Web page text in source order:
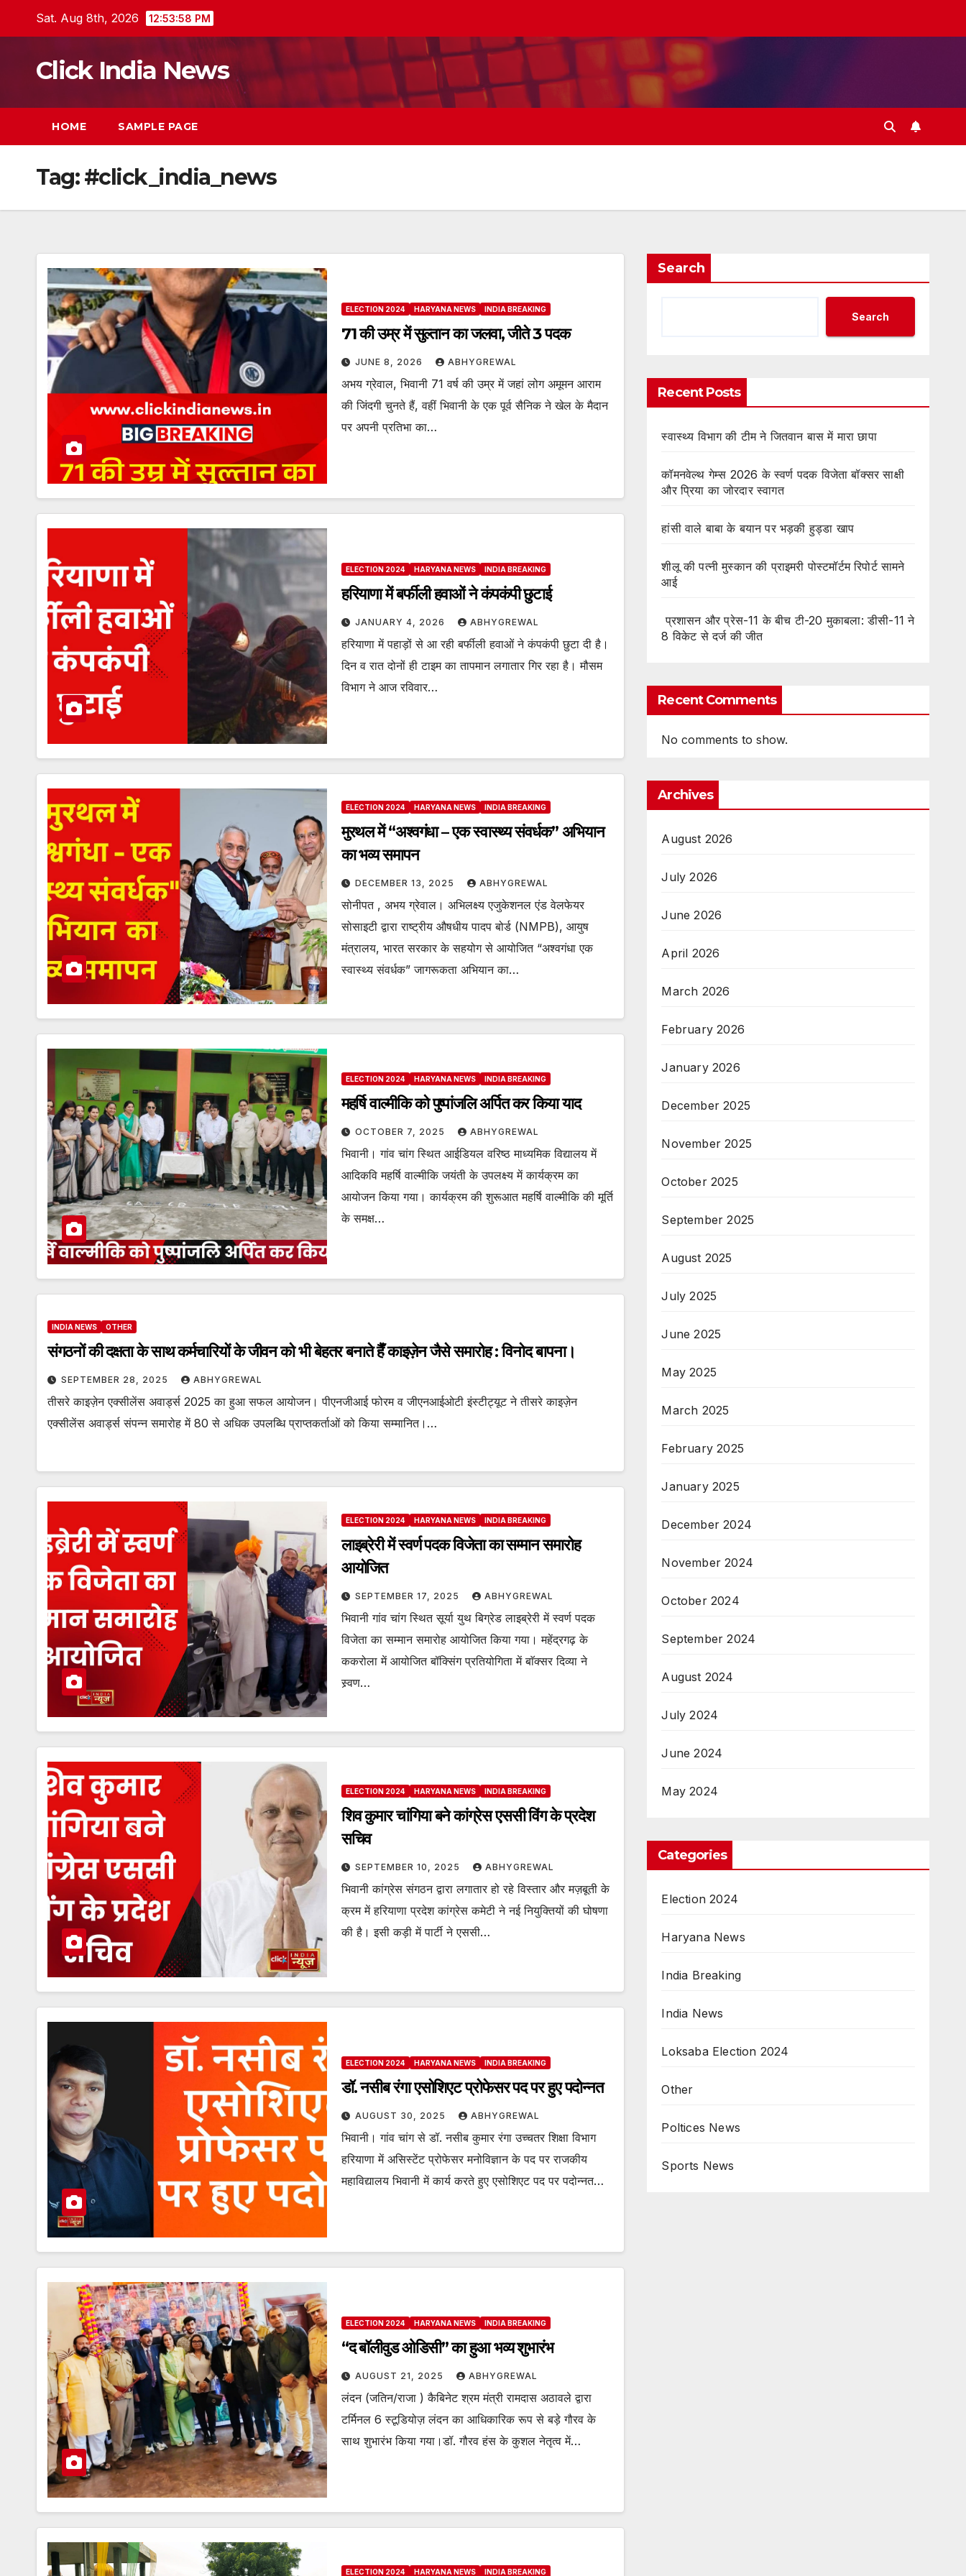
Sat. Aug 8th, 2026 12:53:59 PM
Click India News
HOME SAMPLE PAGE
Tag:#click_india_news
ELECTION 2024 HARYANA NEWS INDIA BREAKING
71 की उम्र में सुल्तान का जलवा, जीते 3 पदक
JUNE 8, 2026 ABHYGREWAL
अभय ग्रेवाल, भिवानी 71 वर्ष की उम्र में जहां लोग अमूमन आराम
की जिंदगी चुनते हैं, वहीं भिवानी के एक पूर्व सैनिक ने खेल के मैदान
पर अपनी प्रतिभा का…
ELECTION 2024 HARYANA NEWS INDIA BREAKING
हरियाणा में बर्फीली हवाओं ने कंपकंपी छुटाई
JANUARY 4, 2026 ABHYGREWAL
हरियाणा में पहाड़ों से आ रही बर्फीली हवाओं ने कंपकंपी छुटा दी है।
दिन व रात दोनों ही टाइम का तापमान लगातार गिर रहा है। मौसम
विभाग ने आज रविवार…
ELECTION 2024 HARYANA NEWS INDIA BREAKING
मुरथल में “अश्वगंधा – एक स्वास्थ्य संवर्धक” अभियान
का भव्य समापन
DECEMBER 13, 2025 ABHYGREWAL
सोनीपत , अभय ग्रेवाल। अभिलक्ष्य एजुकेशनल एंड वेलफेयर
सोसाइटी द्वारा राष्ट्रीय औषधीय पादप बोर्ड (NMPB), आयुष
मंत्रालय, भारत सरकार के सहयोग से आयोजित “अश्वगंधा एक
स्वास्थ्य संवर्धक” जागरूकता अभियान का…
ELECTION 2024 HARYANA NEWS INDIA BREAKING
महर्षि वाल्मीकि को पुष्पांजलि अर्पित कर किया याद
OCTOBER 7, 2025 ABHYGREWAL
भिवानी। गांव चांग स्थित आईडियल वरिष्ठ माध्यमिक विद्यालय में
आदिकवि महर्षि वाल्मीकि जयंती के उपलक्ष्य में कार्यक्रम का
आयोजन किया गया। कार्यक्रम की शुरूआत महर्षि वाल्मीकि की मूर्ति
के समक्ष…
INDIA NEWS OTHER
संगठनों की दक्षता के साथ कर्मचारियों के जीवन को भी बेहतर बनाते हैँ काइज़ेन जैसे समारोह : विनोद बापना।
SEPTEMBER 28, 2025 ABHYGREWAL
तीसरे काइज़ेन एक्सीलेंस अवार्ड्स 2025 का हुआ सफल आयोजन। पीएनजीआई फोरम व जीएनआईओटी इंस्टीट्यूट ने तीसरे काइज़ेन
एक्सीलेंस अवार्ड्स संपन्न समारोह में 80 से अधिक उपलब्धि प्राप्तकर्ताओं को किया सम्मानित।…
ELECTION 2024 HARYANA NEWS INDIA BREAKING
लाइब्रेरी में स्वर्ण पदक विजेता का सम्मान समारोह
आयोजित
SEPTEMBER 17, 2025 ABHYGREWAL
भिवानी गांव चांग स्थित सूर्या युथ बिग्रेड लाइब्रेरी में स्वर्ण पदक
विजेता का सम्मान समारोह आयोजित किया गया। महेंद्रगढ़ के
ककरोला में आयोजित बॉक्सिंग प्रतियोगिता में बाॅक्सर दिव्या ने
स्र्वण…
ELECTION 2024 HARYANA NEWS INDIA BREAKING
शिव कुमार चांगिया बने कांग्रेस एससी विंग के प्रदेश
सचिव
SEPTEMBER 10, 2025 ABHYGREWAL
भिवानी कांग्रेस संगठन द्वारा लगातार हो रहे विस्तार और मज़बूती के
क्रम में हरियाणा प्रदेश कांग्रेस कमेटी ने नई नियुक्तियों की घोषणा
की है। इसी कड़ी में पार्टी ने एससी…
ELECTION 2024 HARYANA NEWS INDIA BREAKING
डॉ. नसीब रंगा एसोशिएट प्रोफेसर पद पर हुए पदोन्नत
AUGUST 30, 2025 ABHYGREWAL
भिवानी। गांव चांग से डॉ. नसीब कुमार रंगा उच्चतर शिक्षा विभाग
हरियाणा में असिस्टेंट प्रोफेसर मनोविज्ञान के पद पर राजकीय
महाविद्यालय भिवानी में कार्य करते हुए एसोशिएट पद पर पदोन्नत…
ELECTION 2024 HARYANA NEWS INDIA BREAKING
“द बॉलीवुड ओडिसी” का हुआ भव्य शुभारंभ
AUGUST 21, 2025 ABHYGREWAL
लंदन (जतिन/राजा ) कैबिनेट श्रम मंत्री रामदास अठावले द्वारा
टर्मिनल 6 स्टूडियोज़ लंदन का आधिकारिक रूप से बड़े गौरव के
साथ शुभारंभ किया गया।डॉ. गौरव हंस के कुशल नेतृत्व में…
ELECTION 2024 HARYANA NEWS INDIA BREAKING
Search
Search
Recent Posts
स्वास्थ्य विभाग की टीम ने जितवान बास में मारा छापा
कॉमनवेल्थ गेम्स 2026 के स्वर्ण पदक विजेता बॉक्सर साक्षी
और प्रिया का जोरदार स्वागत
हांसी वाले बाबा के बयान पर भड़की हुड्डा खाप
शीलू की पत्नी मुस्कान की प्राइमरी पोस्टमॉर्टम रिपोर्ट सामने
आई
प्रशासन और प्रेस-11 के बीच टी-20 मुकाबला: डीसी-11 ने
8 विकेट से दर्ज की जीत
Recent Comments
No comments to show.
Archives
August 2026
July 2026
June 2026
April 2026
March 2026
February 2026
January 2026
December 2025
November 2025
October 2025
September 2025
August 2025
July 2025
June 2025
May 2025
March 2025
February 2025
January 2025
December 2024
November 2024
October 2024
September 2024
August 2024
July 2024
June 2024
May 2024
Categories
Election 2024
Haryana News
India Breaking
India News
Loksaba Election 2024
Other
Poltices News
Sports News